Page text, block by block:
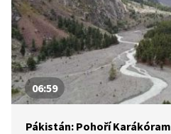
06:59
Pákistán: Pohoří Karákóram